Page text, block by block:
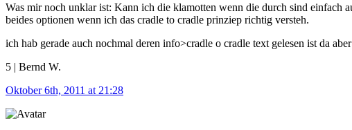
Was mir noch unklar ist: Kann ich die klamotten wenn die durch sind einfach
beides optionen wenn ich das cradle to cradle prinziep richtig versteh.
ich hab gerade auch nochmal deren info>cradle o cradle text gelesen ist da
5 | Bernd W.
Oktober 6th, 2011 at 21:28